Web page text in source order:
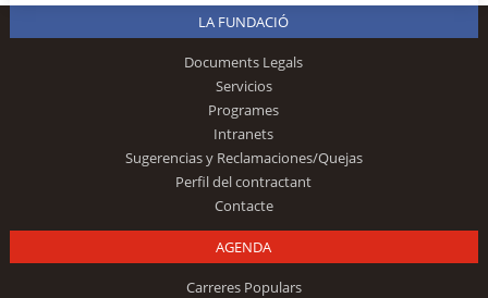
LA FUNDACIÓ
Documents Legals
Servicios
Programes
Intranets
Sugerencias y Reclamaciones/Quejas
Perfil del contractant
Contacte
AGENDA
Carreres Populars